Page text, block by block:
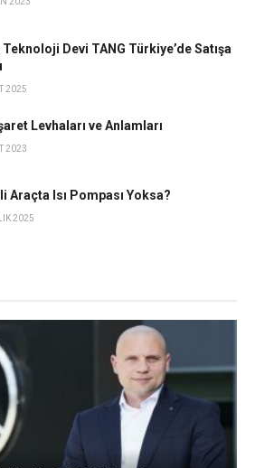
Teknoloji Devi TANG Türkiye’de Satışa
2025
Levhaları ve Anlamları
2023
Araçta Isı Pompası Yoksa?
2025